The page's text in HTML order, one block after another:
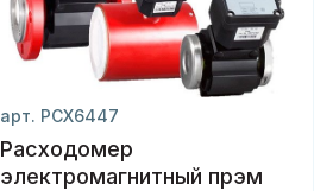
арт. РСХ6447
Расходомер
электромагнитный прэм